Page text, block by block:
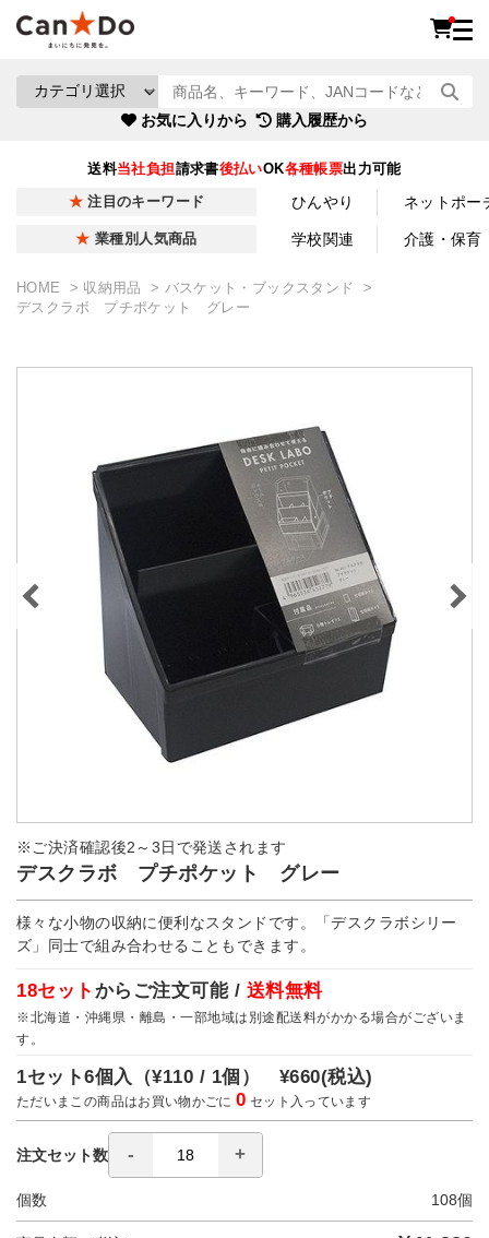
お気に入りから 購入履歴から
送料当社負担請求書後払いOK各種帳票出力可能
注目のキーワード ひんやり ネットポー
業種別人気商品 学校関連 介護・保育
HOME 収納用品
バスケット・ブックスタンド
デスクラボ プチポケット グレー
※ご決済確認後2～3日で発送されます
デスクラボ プチポケット グレー
様々な小物の収納に便利なスタンドです。「デスクラボシリー
ズ」同士で組み合わせることもできます。
18セット からご注文可能 / 送料無料
※北海道・沖縄県・離島・一部地域は別途配送料がかかる場合がございま
す。
1セット6個入（¥110 / 1個） ¥660(税込)
ただいまこの商品はお買い物かごに0 セット入っています
注文セット数
個数 108個